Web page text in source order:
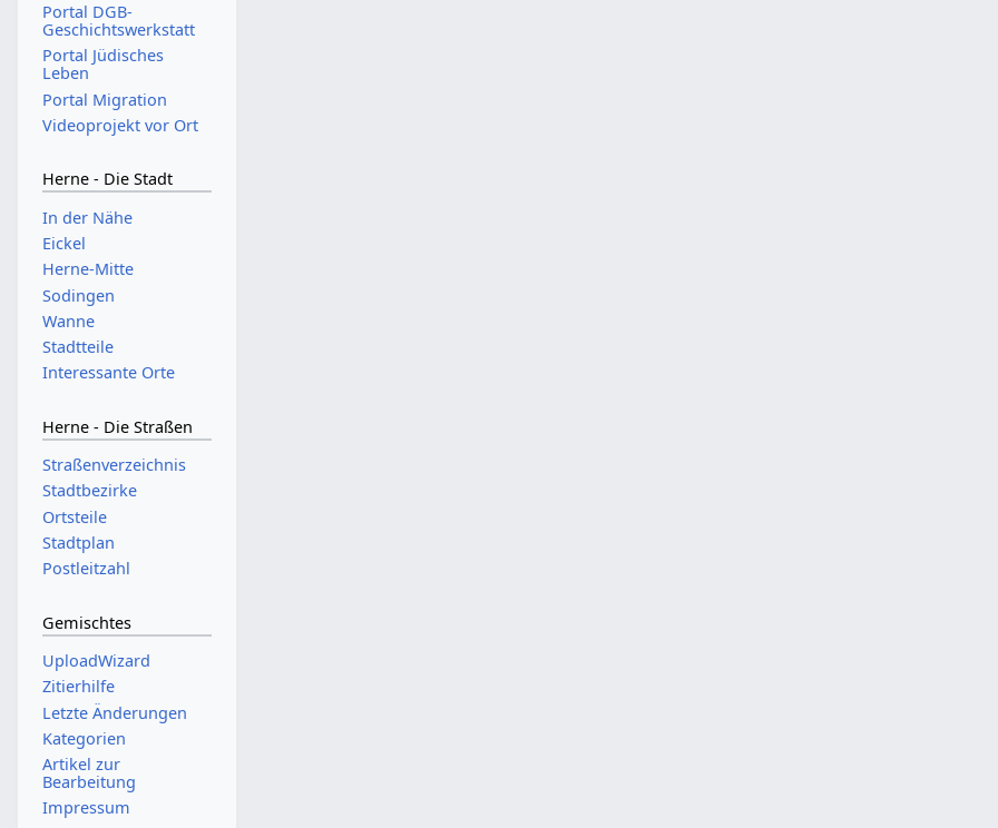
Portal DGB-
Geschichtswerkstatt
Portal Jüdisches
Leben
Portal Migration
Videoprojekt vor Ort
Herne - Die Stadt
In der Nähe
Eickel
Herne-Mitte
Sodingen
Wanne
Stadtteile
Interessante Orte
Herne - Die Straßen
Straßenverzeichnis
Stadtbezirke
Ortsteile
Stadtplan
Postleitzahl
Gemischtes
UploadWizard
Zitierhilfe
Letzte Änderungen
Kategorien
Artikel zur
Bearbeitung
Impressum